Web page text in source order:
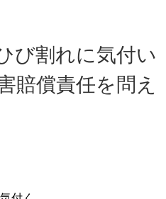
び割れに気付い
賠償責任を問え